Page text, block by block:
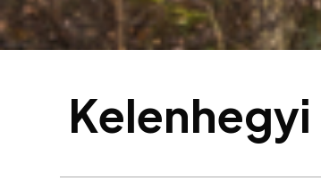
Kelenhegyi